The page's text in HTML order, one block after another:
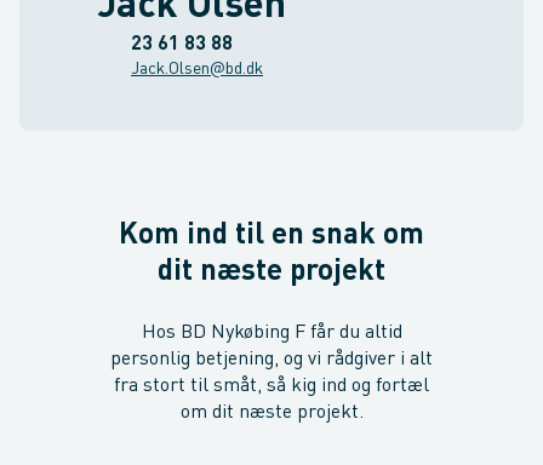
23 61 83 88
Jack.Olsen@bd.dk
Kom ind til en snak om
dit næste projekt
Hos BD Nykøbing F får du altid
personlig betjening, og vi rådgiver i alt
fra stort til småt, så kig ind og fortæl
om dit næste projekt.